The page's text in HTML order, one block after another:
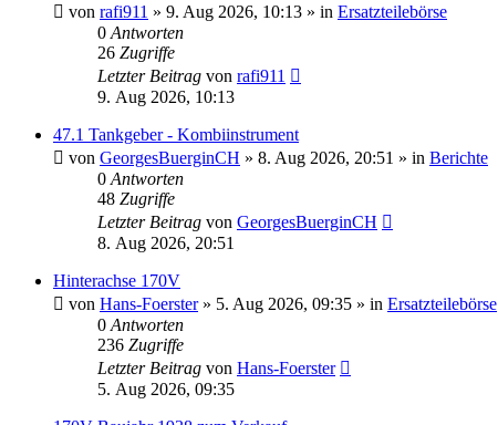
von rafi911 » 9. Aug 2026, 10:13 » in Ersatzteilebörse
0 Antworten
26 Zugriffe
Letzter Beitrag von rafi911
9. Aug 2026, 10:13
47.1 Tankgeber - Kombiinstrument
von GeorgesBuerginCH » 8. Aug 2026, 20:51 » in Berichte
0 Antworten
48 Zugriffe
Letzter Beitrag von GeorgesBuerginCH
8. Aug 2026, 20:51
Hinterachse 170V
von Hans-Foerster» 5. Aug 2026, 09:35 » in Ersatzteilebörse
0 Antworten
236 Zugriffe
Letzter Beitrag von Hans-Foerster
5. Aug 2026, 09:35